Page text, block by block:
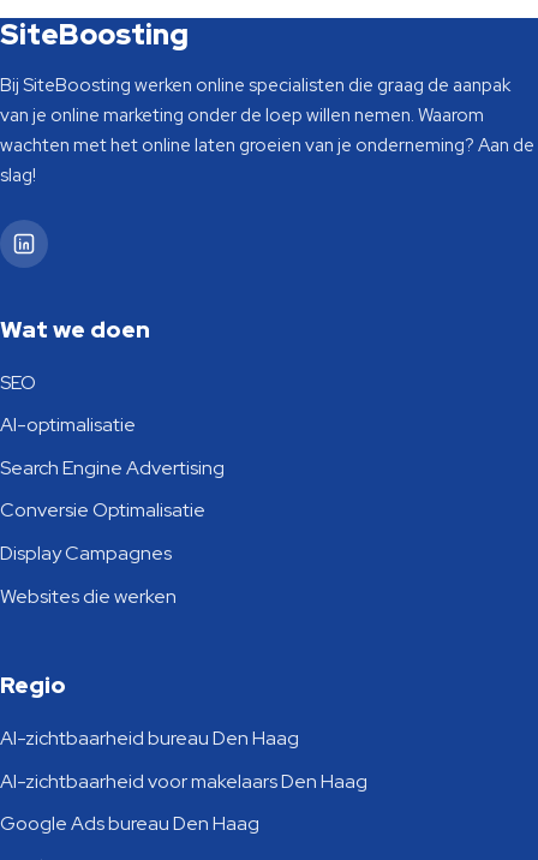
SiteBoosting
Bij SiteBoosting werken online specialisten die graag de aanpak
van je online marketing onder de loep willen nemen. Waarom
wachten met het online laten groeien van je onderneming? Aan de
slag!
SiteBoosting op LinkedIn
Wat we doen
SEO
AI-optimalisatie
Search Engine Advertising
Conversie Optimalisatie
Display Campagnes
Websites die werken
Regio
AI-zichtbaarheid bureau Den Haag
AI-zichtbaarheid voor makelaars Den Haag
Google Ads bureau Den Haag